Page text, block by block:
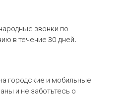
звонки по
в течение 30 дней.
городские и мобильные
и не заботьтесь о